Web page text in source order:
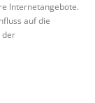
Internetangebote.
auf die
der